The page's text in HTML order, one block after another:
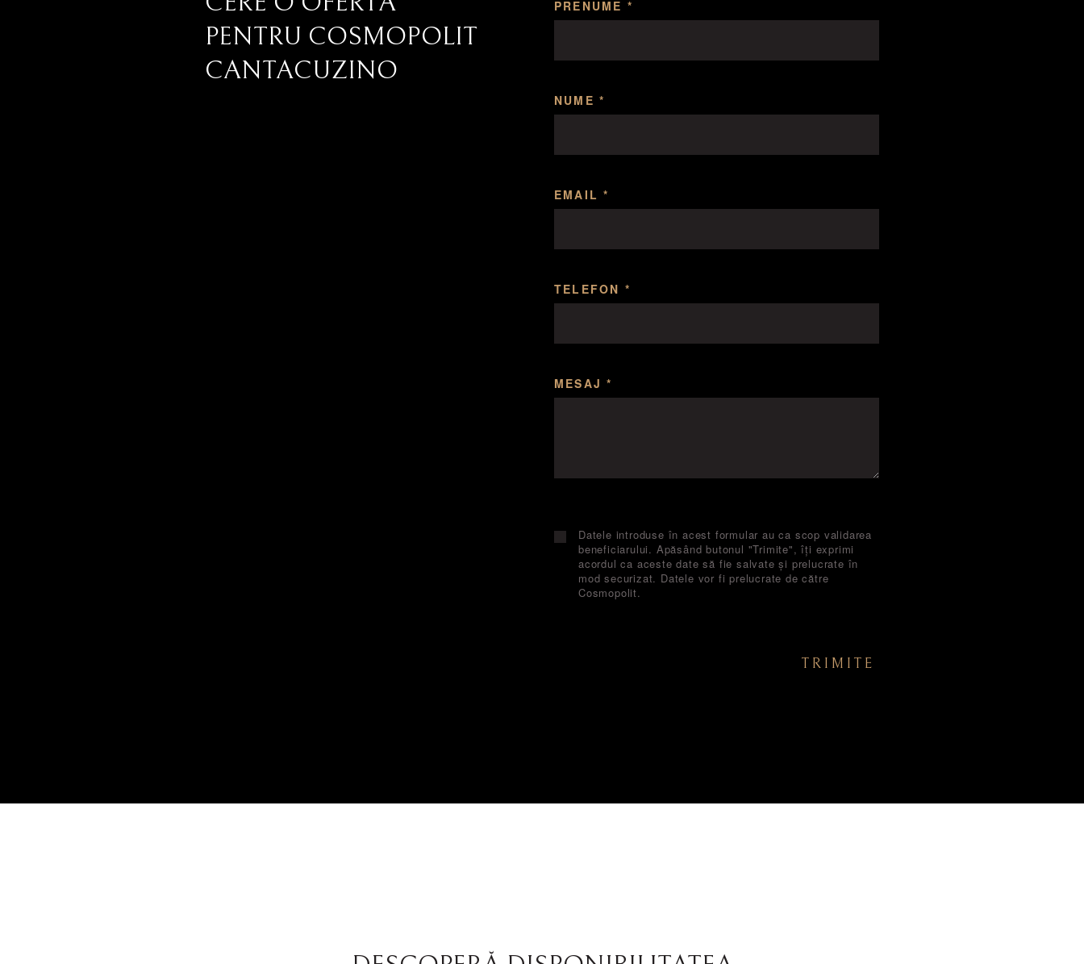
PENTRU COSMOPOLIT
CANTACUZINO
PRENUME *
NUME *
EMAIL *
TELEFON *
MESAJ *
Datele introduse în acest formular au ca scop validarea
beneficiarului. Apăsând butonul "Trimite", îți exprimi
acordul ca aceste date să fie salvate și prelucrate în
mod securizat. Datele vor fi prelucrate de către
Cosmopolit.